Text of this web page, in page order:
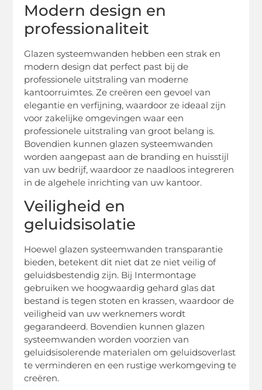
Modern design en
professionaliteit
Glazen systeemwanden hebben een strak en
modern design dat perfect past bij de
professionele uitstraling van moderne
kantoorruimtes. Ze creëren een gevoel van
elegantie en verfijning, waardoor ze ideaal zijn
voor zakelijke omgevingen waar een
professionele uitstraling van groot belang is.
Bovendien kunnen glazen systeemwanden
worden aangepast aan de branding en huisstijl
van uw bedrijf, waardoor ze naadloos integreren
in de algehele inrichting van uw kantoor.
Veiligheid en
geluidsisolatie
Hoewel glazen systeemwanden transparantie
bieden, betekent dit niet dat ze niet veilig of
geluidsbestendig zijn. Bij Intermontage
gebruiken we hoogwaardig gehard glas dat
bestand is tegen stoten en krassen, waardoor de
veiligheid van uw werknemers wordt
gegarandeerd. Bovendien kunnen glazen
systeemwanden worden voorzien van
geluidsisolerende materialen om geluidsoverlast
te verminderen en een rustige werkomgeving te
creëren.